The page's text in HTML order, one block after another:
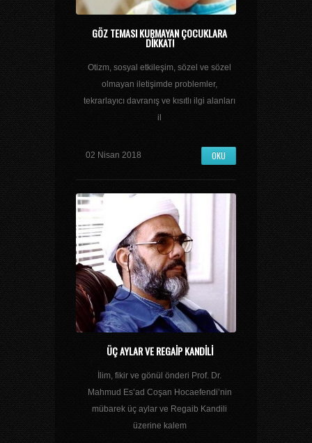
GÖZ TEMASI KURMAYAN ÇOCUKLARA
DIKKAT!
Otizm, sosyal etkileşim, sözel ve sözel
olmayan iletişimde problemler,
tekrarlayıcı davranış ve kısıtlı ilgi alanları
il
02 Nisan 2018 OKU
ÜÇ AYLAR VE REGAIP KANDILI
İlim, fikir ve gönül önderi Prof. Dr.
Mahmud Es’ad Coşan Hocaefendi’nin
mübarek üç aylar ve Regaib Kandili
üzerine kalem